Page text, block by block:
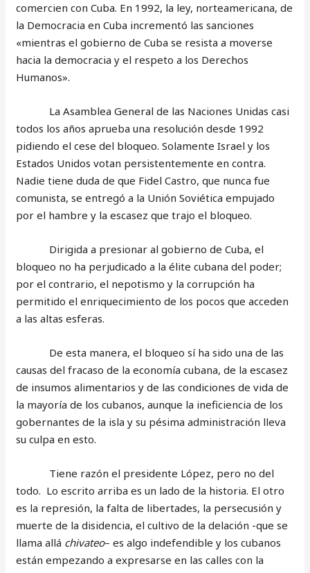
comercien con Cuba. En 1992, la ley, norteamericana, de
la Democracia en Cuba incrementó las sanciones
«mientras el gobierno de Cuba se resista a moverse
hacia la democracia y el respeto a los Derechos
Humanos».
La Asamblea General de las Naciones Unidas casi
todos los años aprueba una resolución desde 1992
pidiendo el cese del bloqueo. Solamente Israel y los
Estados Unidos votan persistentemente en contra.
Nadie tiene duda de que Fidel Castro, que nunca fue
comunista, se entregó a la Unión Soviética empujado
por el hambre y la escasez que trajo el bloqueo.
Dirigida a presionar al gobierno de Cuba, el
bloqueo no ha perjudicado a la élite cubana del poder;
por el contrario, el nepotismo y la corrupción ha
permitido el enriquecimiento de los pocos que acceden
a las altas esferas.
De esta manera, el bloqueo sí ha sido una de las
causas del fracaso de la economía cubana, de la escasez
de insumos alimentarios y de las condiciones de vida de
la mayoría de los cubanos, aunque la ineficiencia de los
gobernantes de la isla y su pésima administración lleva
su culpa en esto.
Tiene razón el presidente López, pero no del
todo. Lo escrito arriba es un lado de la historia. El otro
es la represión, la falta de libertades, la persecusión y
muerte de la disidencia, el cultivo de la delación -que se
llama allá chivateo– es algo indefendible y los cubanos
están empezando a expresarse en las calles con la